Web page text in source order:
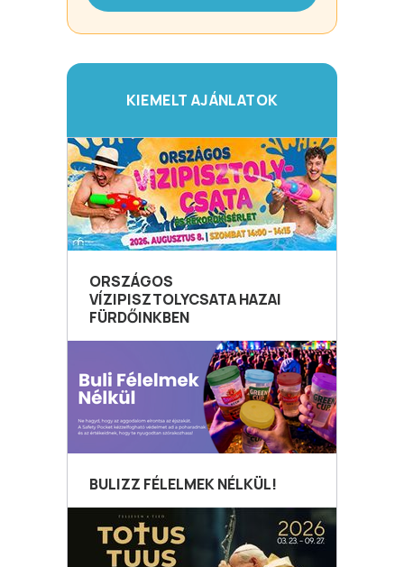
KIEMELT AJÁNLATOK
ORSZÁGOS
VÍZIPISZTOLYCSATA HAZAI
FÜRDŐINKBEN
BULIZZ FÉLELMEK NÉLKÜL!